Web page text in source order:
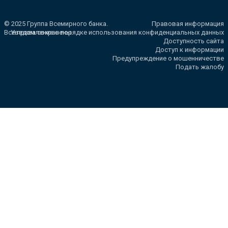
© 2025 Группа Всемирного банка.
Все права сохранены.
Правовая информация
Уведомление о порядке использования конфиденциальных данных
Доступность сайта
Доступ к информации
Предупреждение о мошенничестве
Подать жалобу